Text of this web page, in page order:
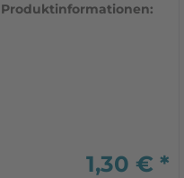
Produktinformationen:
1,30 € *